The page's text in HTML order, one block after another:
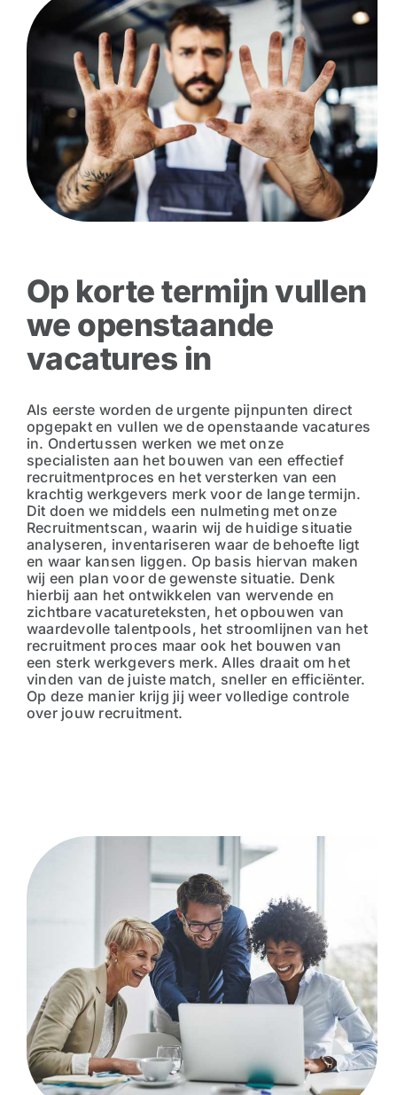
Op korte termijn vullen
we openstaande
vacatures in
Als eerste worden de urgente pijnpunten direct
opgepakt en vullen we de openstaande vacatures
in. Ondertussen werken we met onze
specialisten aan het bouwen van een effectief
recruitmentproces en het versterken van een
krachtig werkgevers merk voor de lange termijn.
Dit doen we middels een nulmeting met onze
Recruitmentscan, waarin wij de huidige situatie
analyseren, inventariseren waar de behoefte ligt
en waar kansen liggen. Op basis hiervan maken
wij een plan voor de gewenste situatie. Denk
hierbij aan het ontwikkelen van wervende en
zichtbare vacatureteksten, het opbouwen van
waardevolle talentpools, het stroomlijnen van het
recruitment proces maar ook het bouwen van
een sterk werkgevers merk. Alles draait om het
vinden van de juiste match, sneller en efficiënter.
Op deze manier krijg jij weer volledige controle
over jouw recruitment.